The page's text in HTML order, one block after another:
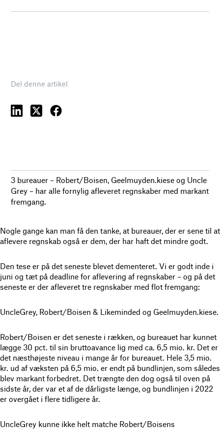
Del denne artikel
3 bureauer – Robert/Boisen, Geelmuyden.kiese og Uncle
Grey – har alle fornylig afleveret regnskaber med markant
fremgang.
Nogle gange kan man få den tanke, at bureauer, der er sene til at
aflevere regnskab også er dem, der har haft det mindre godt.
Den tese er på det seneste blevet dementeret. Vi er godt inde i
juni og tæt på deadline for aflevering af regnskaber – og på det
seneste er der afleveret tre regnskaber med flot fremgang:
UncleGrey, Robert/Boisen & Likeminded og Geelmuyden.kiese.
Robert/Boisen er det seneste i rækken, og bureauet har kunnet
lægge 30 pct. til sin bruttoavance lig med ca. 6,5 mio. kr. Det er
det næsthøjeste niveau i mange år for bureauet. Hele 3,5 mio.
kr. ud af væksten på 6,5 mio. er endt på bundlinjen, som således
blev markant forbedret. Det trængte den dog også til oven på
sidste år, der var et af de dårligste længe, og bundlinjen i 2022
er overgået i flere tidligere år.
UncleGrey kunne ikke helt matche Robert/Boisens